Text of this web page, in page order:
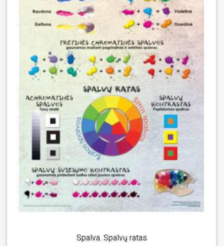
Spalva. Spalvų ratas